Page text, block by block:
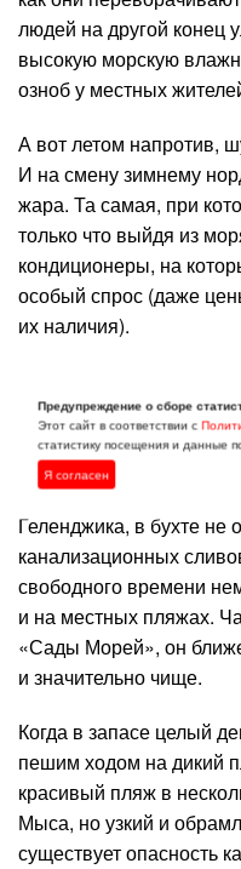
людей на другой конец
высокую морскую
озноб у местных
А вот летом напротив,
И на смену зимнему
жара. Та самая, при
только что выйдя из
кондиционеры, на
особый спрос (даже
их наличия).
Пляжи, море
транспорт
Отдыхать в летнее
Геленджика, в бухте не
канализационных
свободного времени
и на местных пляжах.
«Сады Морей», он
и значительно чище.
Когда в запасе целый
пешим ходом на дикий
красивый пляж в
Мыса, но узкий и
существует опасность
Предупреждение о сборе
Этот сайт в соответствии с
статистику посещения и данные
Я согласен